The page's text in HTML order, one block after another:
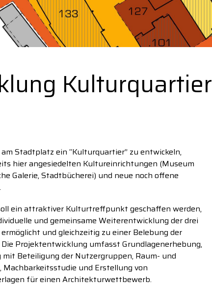
Kulturquartier
Stadtplatz ein ‘‘Kulturquartier’’ zu entwickeln,
hier angesiedelten Kultureinrichtungen (Museum
Galerie, Stadtbücherei) und neue noch offene
ein attraktiver Kulturtreffpunkt geschaffen werden,
und gemeinsame Weiterentwicklung der drei
und gleichzeitig zu einer Belebung der
Projektentwicklung umfasst Grundlagenerhebung,
Beteiligung der Nutzergruppen, Raum- und
Machbarkeitsstudie und Erstellung von
für einen Architekturwettbewerb.